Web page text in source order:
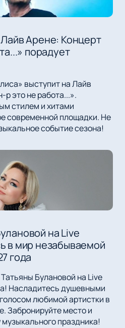
Арене: Концерт
порадует
выступит на Лайв
это не работа...».
стилем и хитами
современной площадки. Не
событие сезона!
на Live
в мир незабываемой
года
Булановой на Live
Насладитесь душевными
любимой артистки в
Забронируйте место и
праздника!